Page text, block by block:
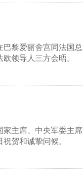
巴黎爱丽舍宫同法国总
领导人三方会晤。
家主席、中央军委主席
贺和诚挚问候。